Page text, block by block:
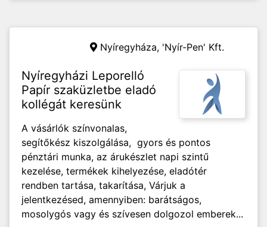
Nyíregyháza, 'Nyír-Pen' Kft.
Nyíregyházi Leporelló
Papír szaküzletbe eladó
kollégát keresünk
A vásárlók színvonalas,
segítőkész kiszolgálása, gyors és pontos
pénztári munka, az árukészlet napi szintű
kezelése, termékek kihelyezése, eladótér
rendben tartása, takarítása, Várjuk a
jelentkezésed, amennyiben: barátságos,
mosolygós vagy és szívesen dolgozol emberek...